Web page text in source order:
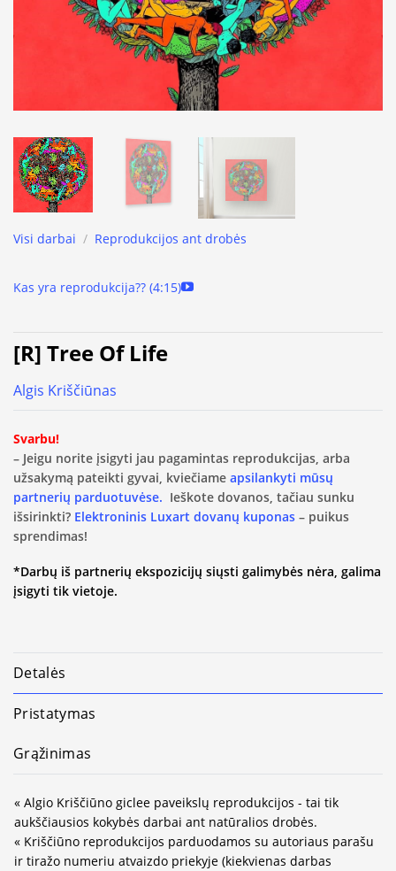
Visi darbai / Reprodukcijos ant drobės
Kas yra reprodukcija?? (4:15)
[R] Tree Of Life
Algis Kriščiūnas
Svarbu!
– Jeigu norite įsigyti jau pagamintas reprodukcijas, arba
užsakymą pateikti gyvai, kviečiame apsilankyti mūsų
partnerių parduotuvėse. Ieškote dovanos, tačiau sunku
išsirinkti? Elektroninis Luxart dovanų kuponas – puikus
sprendimas!
*Darbų iš partnerių ekspozicijų siųsti galimybės nėra, galima
įsigyti tik vietoje.
Detalės
Pristatymas
Grąžinimas
« Algio Kriščiūno giclee paveikslų reprodukcijos - tai tik
aukščiausios kokybės darbai ant natūralios drobės.
« Kriščiūno reprodukcijos parduodamos su autoriaus parašu
ir tiražo numeriu atvaizdo priekyje (kiekvienas darbas